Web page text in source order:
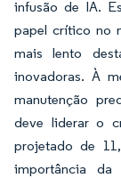
infusão de IA.
papel crítico no
mais lento
inovadoras. À
manutenção
deve liderar o
projetado de
importância da